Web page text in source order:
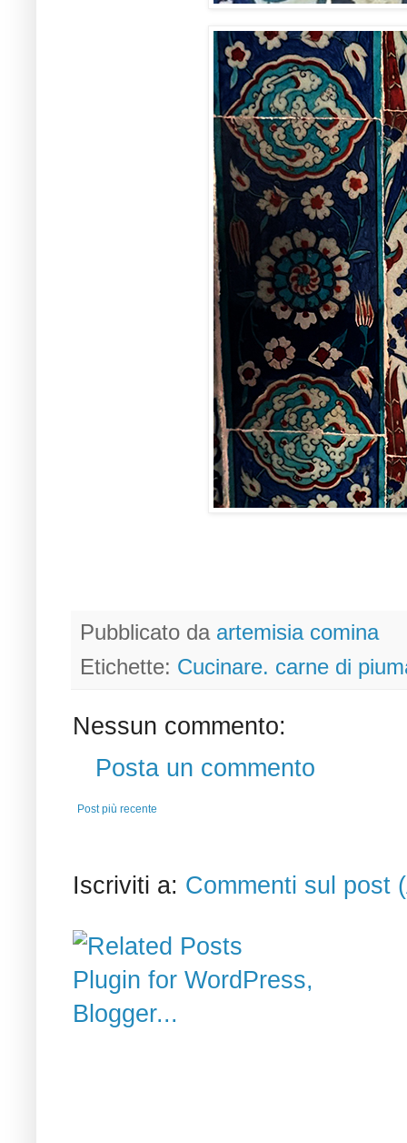
Pubblicato da artemisia comina
Etichette: Cucinare. carne di
Nessun commento:
Posta un commento
Post più recente
Iscriviti a: Commenti sul post